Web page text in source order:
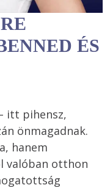
ÉS
itt pihensz,
önmagadnak.
hanem
valóban otthon